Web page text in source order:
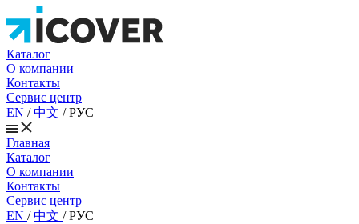
Каталог
О компании
Контакты
Сервис центр
EN /中文 /РУС
Главная
Каталог
О компании
Контакты
Сервис центр
EN /中文 /РУС